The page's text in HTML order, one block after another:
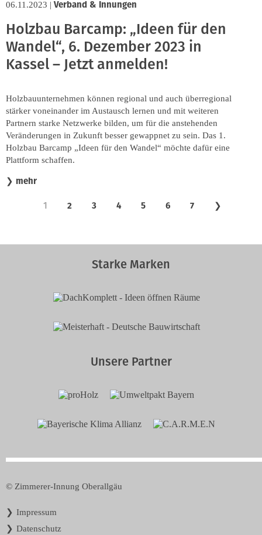
06.11.2023 | Verband & Innungen
Holzbau Barcamp: „Ideen für den
Wandel“, 6. Dezember 2023 in
Kassel – Jetzt anmelden!
Holzbauunternehmen können regional und auch überregional
stärker voneinander im Austausch lernen und mit weiteren
Partnern starke Netzwerke bilden, um für die anstehenden
Veränderungen in Zukunft besser gewappnet zu sein. Das 1.
Holzbau Barcamp „Ideen für den Wandel“ möchte dafür eine
Plattform schaffen.
❯ mehr
1 2 3 4 5 6 7 ❯
Starke Marken
Unsere Partner
© Zimmerer-Innung Oberallgäu
Navigation
Impressum
Datenschutz